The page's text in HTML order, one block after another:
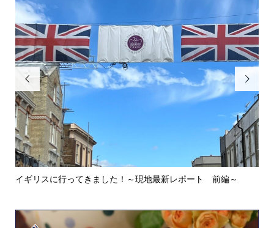

イギリスに行ってきました！～現地最新レポート 前編～
